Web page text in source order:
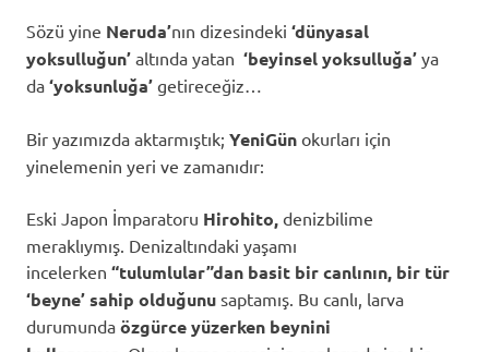
Sözü yine Neruda’nın dizesindeki ‘dünyasal
yoksulluğun’ altında yatan ‘beyinsel yoksulluğa’ ya
da ‘yoksunluğa’ getireceğiz…
Bir yazımızda aktarmıştık; YeniGün okurları için
yinelemenin yeri ve zamanıdır:
Eski Japon İmparatoru Hirohito, denizbilime
meraklıymış. Denizaltındaki yaşamı
incelerken “tulumlular”dan basit bir canlının, bir tür
‘beyne’ sahip olduğunu saptamış. Bu canlı, larva
durumunda özgürce yüzerken beynini